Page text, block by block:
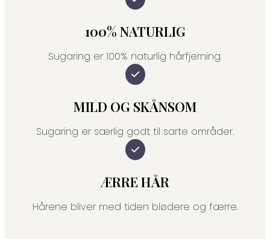
100% NATURLIG
Sugaring er 100% naturlig hårfjerning.
MILD OG SKÅNSOM
Sugaring er særlig godt til sarte områder.
ÆRRE HÅR
Hårene bliver med tiden blødere og færre.